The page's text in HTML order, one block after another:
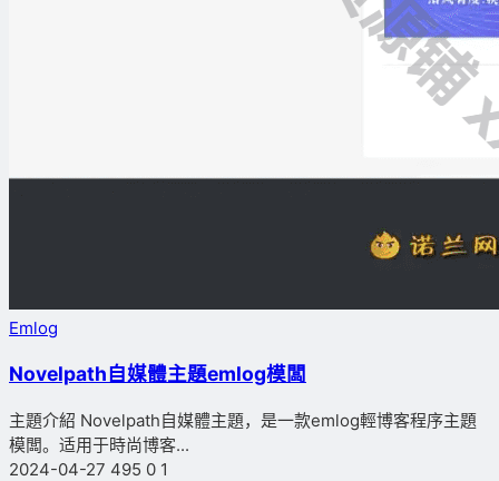
Emlog
Novelpath自媒體主題emlog模闆
主題介紹 Novelpath自媒體主題，是一款emlog輕博客程序主題
模闆。适用于時尚博客...
2024-04-27 495 0 1